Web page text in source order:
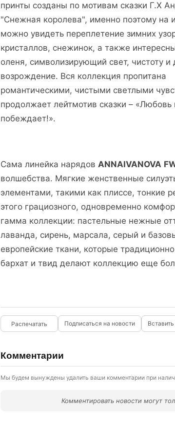
принты созданы по мотивам сказки Г.Х
"Снежная королева", именно поэтому на
можно увидеть переплетение зимних
кристаллов, снежинок, а также
оленя, символизирующий свет, чистоту и
возрождение. Вся коллекция пропитана
романтическими, чистыми светлыми
продолжает лейтмотив сказки – «Любовь
побеждает!».
Сама линейка нарядов ANNAIVANOVA
волшебства. Мягкие женственные
элементами, такими как плиссе,
этого грациозного, одновременно
гамма коллекции: пастельные нежные
лаванда, сирень, марсала, серый и
европейские ткани, которые
бархат и твид делают коллекцию еще
Подписаться на новости
Комментарии
Мы будем вынуждены удалить ваши комментарии при
Комментировать новости могут